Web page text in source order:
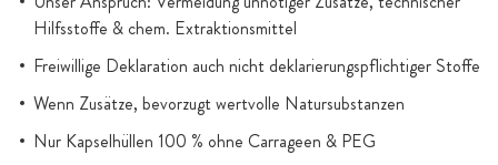
Hilfsstoffe & chem. Extraktionsmittel
Freiwillige Deklaration auch nicht deklarierungspflichtiger Stoffe
Wenn Zusätze, bevorzugt wertvolle Natursubstanzen
Nur Kapselhüllen 100 % ohne Carrageen & PEG